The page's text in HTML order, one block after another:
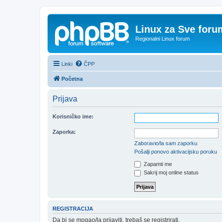
Linux za Sve
Regionalni Linux forum
Linki ČPP
Početna
Prijava
Korisničko ime:
Zaporka:
Zaboravio/la sam zaporku
Pošalji ponovo aktivacijsku poruku
Zapamti me
Sakrij moj online status
REGISTRACIJA
Da bi se mogao/la prijaviti, trebaš se registrirati.